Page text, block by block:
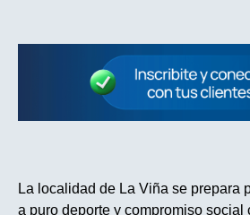
La localidad de La Viña se prepara
a puro deporte y compromiso